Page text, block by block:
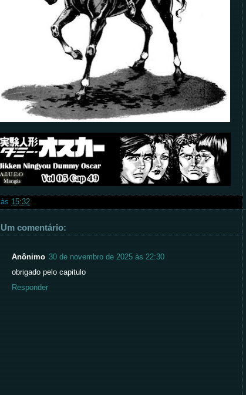
às 15:32
Um comentário:
Anônimo 30 de novembro de 2025 às 22:30
obrigado pelo capitulo
Responder